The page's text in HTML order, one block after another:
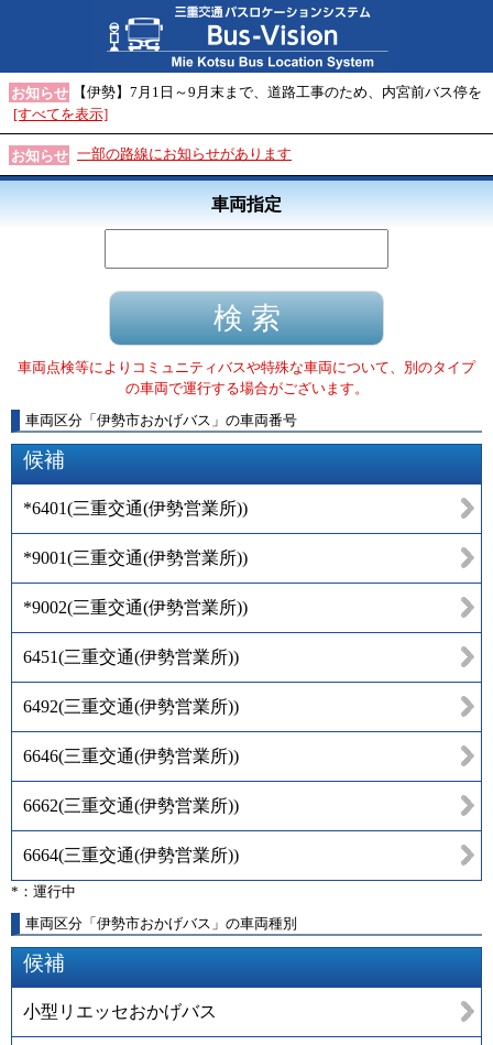
お知らせ
【伊勢】7月1日～9月末まで、道路工事のため、内宮前バス停を
[すべてを表示]
お知らせ 一部の路線にお知らせがあります
車両指定
車両点検等によりコミュニティバスや特殊な車両について、別のタイプ
の車両で運行する場合がございます。
車両区分 「 伊勢市おかげバス 」 の車両番号
候補
*6401(三重交通(伊勢営業所))
*9001(三重交通(伊勢営業所))
*9002(三重交通(伊勢営業所))
6451(三重交通(伊勢営業所))
6492(三重交通(伊勢営業所))
6646(三重交通(伊勢営業所))
6662(三重交通(伊勢営業所))
6664(三重交通(伊勢営業所))
*：運行中
車両区分「伊勢市おかげバス」の車両種別
候補
小型リエッセおかげバス